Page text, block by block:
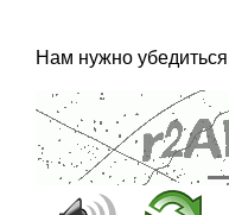
Нам нужно